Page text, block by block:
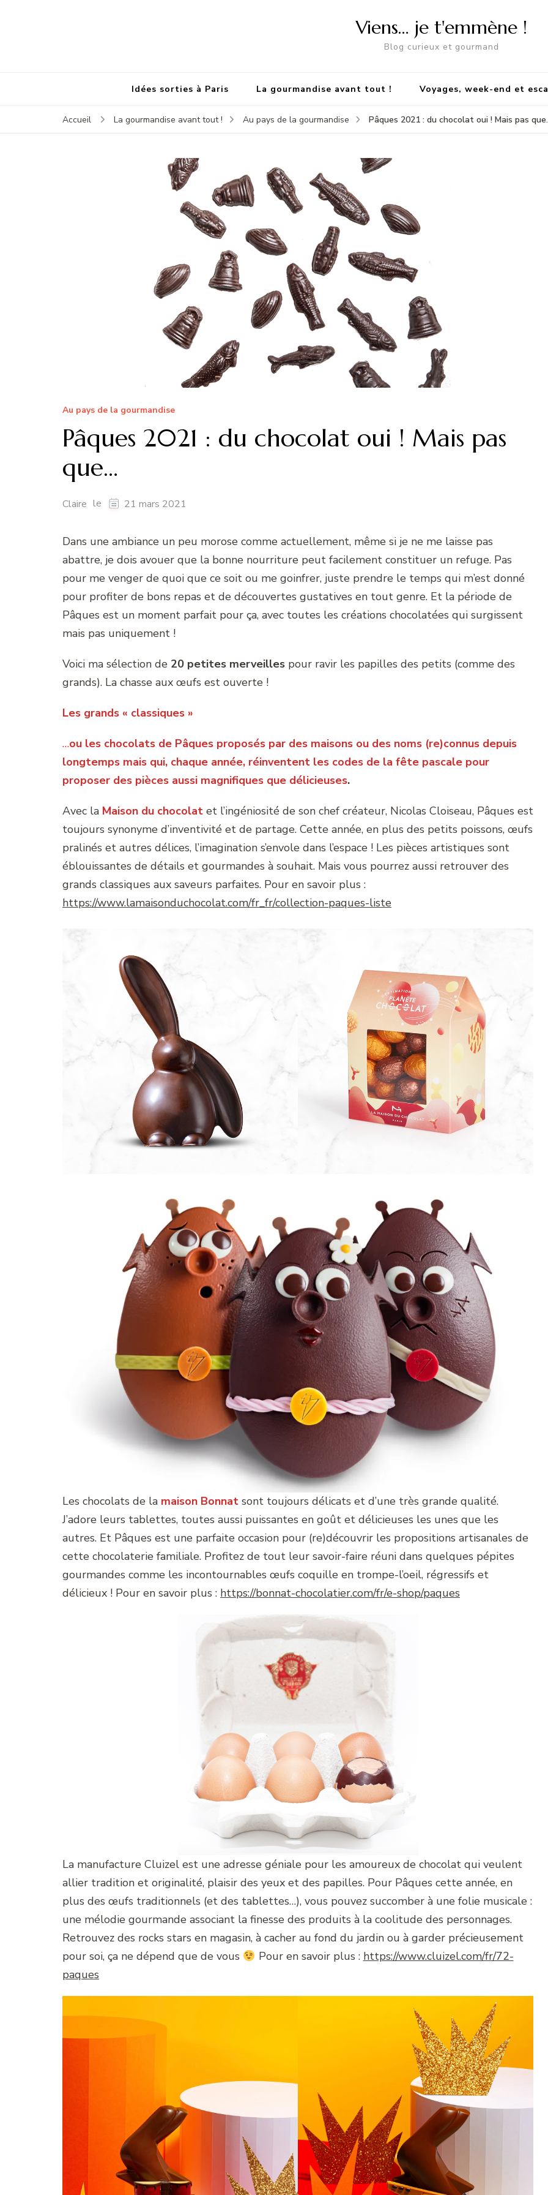
Viens… je t'emmène !
Blog curieux et gourmand
Idées sorties à Paris La gourmandise avant tout ! Voyages, week-end et
Accueil La gourmandise avant tout ! Au pays de la gourmandise Pâques 2021 : du chocolat oui ! Mais pas
Au pays de la gourmandise
Pâques 2021 : du chocolat oui ! Mais pas
que…
Claire le 21 mars 2021
Dans une ambiance un peu morose comme actuellement, même si je ne me laisse pas
abattre, je dois avouer que la bonne nourriture peut facilement constituer un refuge. Pas
pour me venger de quoi que ce soit ou me goinfrer, juste prendre le temps qui m’est donné
pour profiter de bons repas et de découvertes gustatives en tout genre. Et la période de
Pâques est un moment parfait pour ça, avec toutes les créations chocolatées qui surgissent
mais pas uniquement !
Voici ma sélection de 20 petites merveilles pour ravir les papilles des petits (comme des
grands). La chasse aux œufs est ouverte !
Les grands « classiques »
…ou les chocolats de Pâques proposés par des maisons ou des noms (re)connus depuis
longtemps mais qui, chaque année, réinventent les codes de la fête pascale pour
proposer des pièces aussi magnifiques que délicieuses.
Avec la Maison du chocolat et l’ingéniosité de son chef créateur, Nicolas Cloiseau, Pâques est
toujours synonyme d’inventivité et de partage. Cette année, en plus des petits poissons, œufs
pralinés et autres délices, l’imagination s’envole dans l’espace ! Les pièces artistiques sont
éblouissantes de détails et gourmandes à souhait. Mais vous pourrez aussi retrouver des
grands classiques aux saveurs parfaites. Pour en savoir plus :
https://www.lamaisonduchocolat.com/fr_fr/collection-paques-liste
Les chocolats de la maison Bonnat sont toujours délicats et d’une très grande qualité.
J’adore leurs tablettes, toutes aussi puissantes en goût et délicieuses les unes que les
autres. Et Pâques est une parfaite occasion pour (re)découvrir les propositions artisanales de
cette chocolaterie familiale. Profitez de tout leur savoir-faire réuni dans quelques pépites
gourmandes comme les incontournables œufs coquille en trompe-l’oeil, régressifs et
délicieux ! Pour en savoir plus : https://bonnat-chocolatier.com/fr/e-shop/paques
La manufacture Cluizel est une adresse géniale pour les amoureux de chocolat qui veulent
allier tradition et originalité, plaisir des yeux et des papilles. Pour Pâques cette année, en
plus des œufs traditionnels (et des tablettes…), vous pouvez succomber à une folie musicale :
une mélodie gourmande associant la finesse des produits à la coolitude des personnages.
Retrouvez des rocks stars en magasin, à cacher au fond du jardin ou à garder précieusement
pour soi, ça ne dépend que de vous
Pour en savoir plus : https://www.cluizel.com/fr/72-
paques